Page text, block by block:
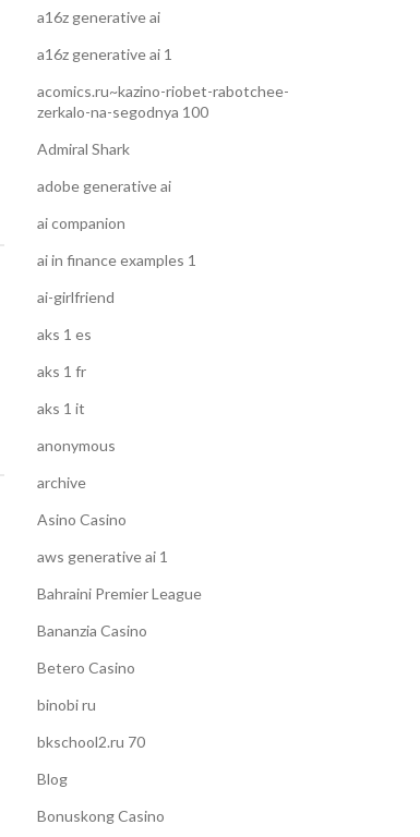
a16z generative ai
a16z generative ai 1
acomics.ru~kazino-riobet-rabotchee-
zerkalo-na-segodnya 100
Admiral Shark
adobe generative ai
ai companion
ai in finance examples 1
ai-girlfriend
aks 1 es
aks 1 fr
aks 1 it
anonymous
archive
Asino Casino
aws generative ai 1
Bahraini Premier League
Bananzia Casino
Betero Casino
binobi ru
bkschool2.ru 70
Blog
Bonuskong Casino